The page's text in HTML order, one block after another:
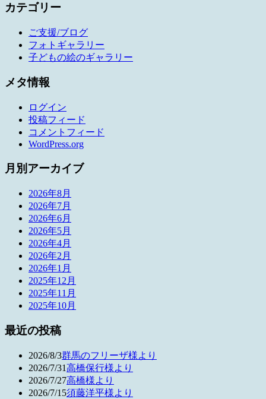
カテゴリー
ご支援/ブログ
フォトギャラリー
子どもの絵のギャラリー
メタ情報
ログイン
投稿フィード
コメントフィード
WordPress.org
月別アーカイブ
2026年8月
2026年7月
2026年6月
2026年5月
2026年4月
2026年2月
2026年1月
2025年12月
2025年11月
2025年10月
最近の投稿
2026/8/3群馬のフリーザ様より
2026/7/31高橋保行様より
2026/7/27高橋様より
2026/7/15須藤洋平様より